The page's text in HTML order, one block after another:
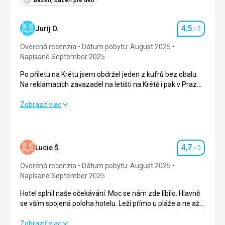
Jurij O. Hodnotenie
4,5 / 5
Overená recenzia
Dátum pobytu: August 2025
Napísané September 2025
Po příletu na Krétu jsem obdržel jeden z kufrů bez obalu.
Na reklamacích zavazadel na letišti na Krétě i pak v Praze
získat kompenzaci ani od Smartwings, ani od pojišťovny.
Po příletu na Krétu jsem obdržel jeden z kufrů bez obalu.
Ztráta/krádež obalu hned první den pobytu mi pokazila
celkový dojem z cesty.
Strava
Ubytovanie 4,0/ 5
Zobraziť viac
Lucie Š. Hodnotenie
4,7 / 5
Overená recenzia
Dátum pobytu: August 2025
Napísané September 2025
Hotel splnil naše očekávání. Moc se nám zde líbilo. Hlavně
se vším spojená poloha hotelu. Leží přímo u pláže a ne až